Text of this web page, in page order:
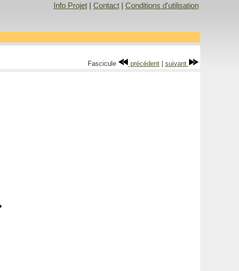
Info Projet| Contact| Conditions d'utilisation
Fascicule précédent| suivant